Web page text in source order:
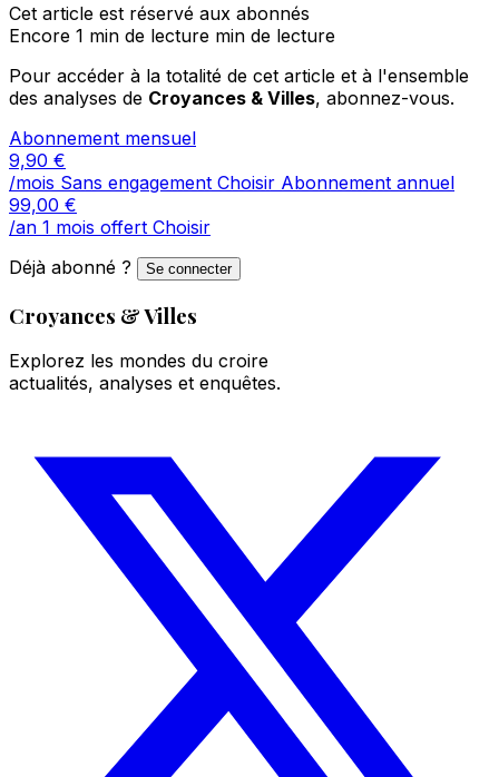
Cet article est réservé aux abonnés
Encore 1 min de lecture min de lecture
Pour accéder à la totalité de cet article et à l'ensemble
des analyses de Croyances & Villes, abonnez-vous.
Abonnement mensuel
9,90 €
/mois Sans engagement Choisir Abonnement annuel
99,00 €
/an 1 mois offert Choisir
Déjà abonné ?
Se connecter
Croyances & Villes
Explorez les mondes du croire
actualités, analyses et enquêtes.